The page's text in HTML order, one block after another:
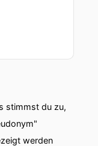
stimmst du zu,
werden